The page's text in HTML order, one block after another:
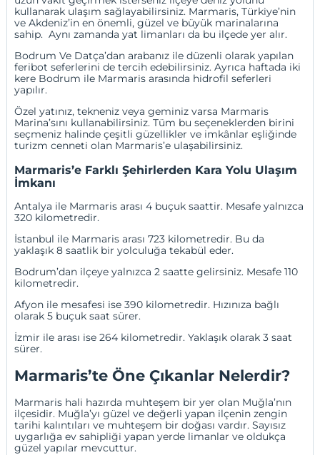
kullanarak ulaşım sağlayabilirsiniz. Marmaris, Türkiye’nin
ve Akdeniz’in en önemli, güzel ve büyük marinalarına
sahip. Aynı zamanda yat limanları da bu ilçede yer alır.
Bodrum Ve Datça’dan arabanız ile düzenli olarak yapılan
feribot seferlerini de tercih edebilirsiniz. Ayrıca haftada iki
kere Bodrum ile Marmaris arasında hidrofil seferleri
yapılır.
Özel yatınız, tekneniz veya geminiz varsa Marmaris
Marina’sını kullanabilirsiniz. Tüm bu seçeneklerden birini
seçmeniz halinde çeşitli güzellikler ve imkânlar eşliğinde
turizm cenneti olan Marmaris’e ulaşabilirsiniz.
Marmaris’e Farklı Şehirlerden Kara Yolu Ulaşım
İmkanı
Antalya ile Marmaris arası 4 buçuk saattir. Mesafe yalnızca
320 kilometredir.
İstanbul ile Marmaris arası 723 kilometredir. Bu da
yaklaşık 8 saatlik bir yolculuğa tekabül eder.
Bodrum’dan ilçeye yalnızca 2 saatte gelirsiniz. Mesafe 110
kilometredir.
Afyon ile mesafesi ise 390 kilometredir. Hızınıza bağlı
olarak 5 buçuk saat sürer.
İzmir ile arası ise 264 kilometredir. Yaklaşık olarak 3 saat
sürer.
Marmaris’te Öne Çıkanlar Nelerdir?
Marmaris hali hazırda muhteşem bir yer olan Muğla’nın
ilçesidir. Muğla’yı güzel ve değerli yapan ilçenin zengin
tarihi kalıntıları ve muhteşem bir doğası vardır. Sayısız
uygarlığa ev sahipliği yapan yerde limanlar ve oldukça
güzel yapılar mevcuttur.